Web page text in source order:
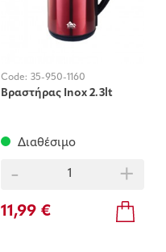
Code: 35-950-1160
Βραστήρας Ιnox 2.3lt
Διαθέσιμο
- +
11,99 €